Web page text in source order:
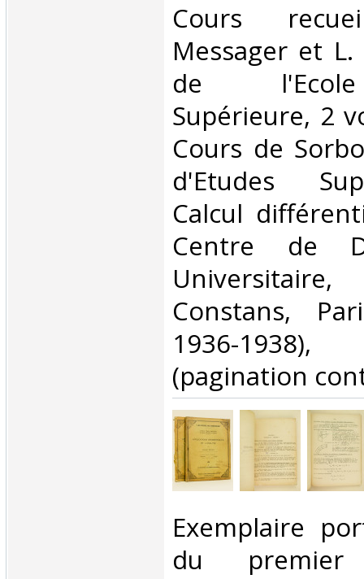
‎Cours
Messager et L.
de
Supérieure, 2
Cours de
d'Etudes
Calcul
Centre de
Constans,
1936-
(pagination
‎Exemplaire
du